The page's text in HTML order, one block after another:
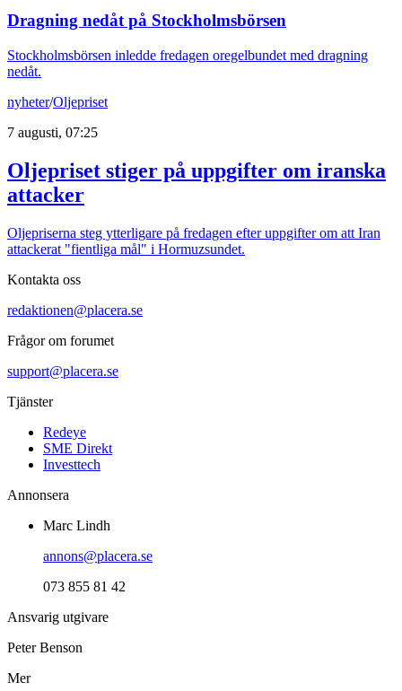
Dragning nedåt på Stockholmsbörsen
Stockholmsbörsen inledde fredagen oregelbundet med dragning
nedåt.
nyheter/Oljepriset
7 augusti, 07:25
Oljepriset stiger på uppgifter om iranska
attacker
Oljepriserna steg ytterligare på fredagen efter uppgifter om att Iran
attackerat "fientliga mål" i Hormuzsundet.
Kontakta oss
redaktionen@placera.se
Frågor om forumet
support@placera.se
Tjänster
Redeye
SME Direkt
Investtech
Annonsera
Marc Lindh
annons@placera.se
073 855 81 42
Ansvarig utgivare
Peter Benson
Mer